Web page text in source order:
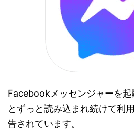
Facebookメッセンジャーを
とずっと読み込まれ続けて利
告されています。